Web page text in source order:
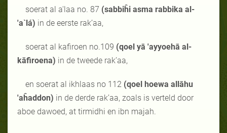
soerat al a'laa no. 87 (sabbiĥi asma rabbika al-
'a`lá) in de eerste rak’aa,
soerat al kafiroen no.109 (qoel yā 'ayyoehā al-
kāfiroena) in de tweede rak’aa,
en soerat al ikhlaas no 112 (qoel hoewa allāhu
'aĥaddon) in de derde rak’aa, zoals is verteld door
aboe dawoed, at tirmidhi en ibn majah.